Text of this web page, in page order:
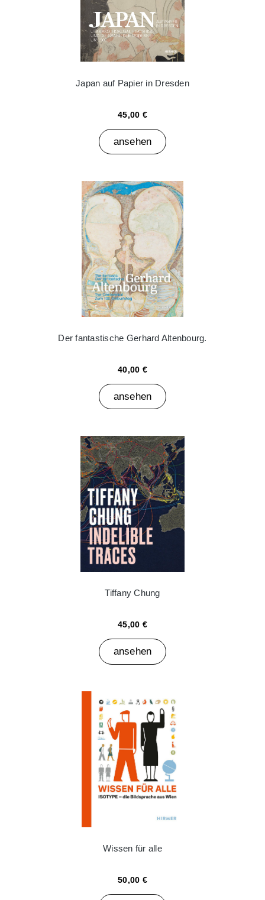
Japan auf Papier in Dresden
45,00 €
ansehen
Der fantastische Gerhard Altenbourg.
40,00 €
ansehen
Tiffany Chung
45,00 €
ansehen
Wissen für alle
50,00 €